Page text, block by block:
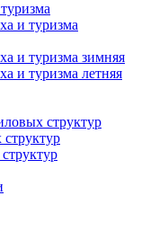
и туризма
и туризма зимняя
и туризма летняя
структур